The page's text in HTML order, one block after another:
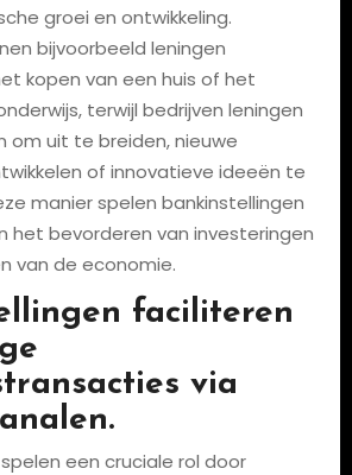
groei en ontwikkeling.
bijvoorbeeld leningen
kopen van een huis of het
terwijl bedrijven leningen
om uit te breiden, nieuwe
of innovatieve ideeën te
manier spelen bankinstellingen
het bevorderen van investeringen
van de economie.
faciliteren
via
een cruciale rol door